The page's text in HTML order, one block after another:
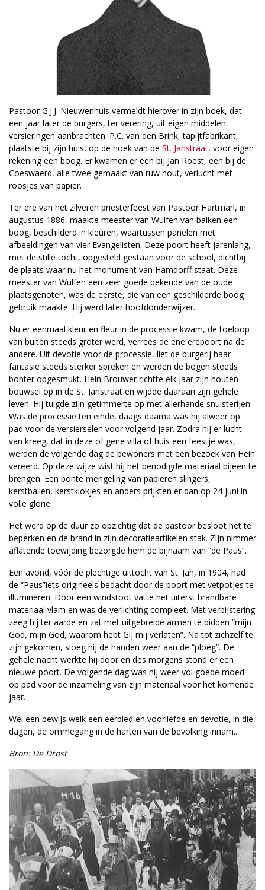
Pastoor G.J.J. Nieuwenhuis vermeldt hierover in zijn boek, dat
een jaar later de burgers, ter verering, uit eigen middelen
versieringen aanbrachten. P.C. van den Brink, tapijtfabrikant,
plaatste bij zijn huis, op de hoek van de St. Janstraat, voor eigen
rekening een boog. Er kwamen er een bij Jan Roest, een bij de
Coeswaerd, alle twee gemaakt van ruw hout, verlucht met
roosjes van papier.
Ter ere van het zilveren priesterfeest van Pastoor Hartman, in
augustus 1886, maakte meester van Wulfen van balken een
boog, beschilderd in kleuren, waartussen panelen met
afbeeldingen van vier Evangelisten. Deze poort heeft jarenlang,
met de stille tocht, opgesteld gestaan voor de school, dichtbij
de plaats waar nu het monument van Hamdorff staat. Deze
meester van Wulfen een zeer goede bekende van de oude
plaatsgenoten, was de eerste, die van een geschilderde boog
gebruik maakte. Hij werd later hoofdonderwijzer.
Nu er eenmaal kleur en fleur in de processie kwam, de toeloop
van buiten steeds groter werd, verrees de ene erepoort na de
andere. Uit devotie voor de processie, liet de burgerij haar
fantasie steeds sterker spreken en werden de bogen steeds
bonter opgesmukt. Hein Brouwer richtte elk jaar zijn houten
bouwsel op in de St. Janstraat en wijdde daaraan zijn gehele
leven. Hij tuigde zijn getimmerte op met allerhande snuisterijen.
Was de processie ten einde, daags daarna was hij alweer op
pad voor de versierselen voor volgend jaar. Zodra hij er lucht
van kreeg, dat in deze of gene villa of huis een feestje was,
werden de volgende dag de bewoners met een bezoek van Hein
vereerd. Op deze wijze wist hij het benodigde materiaal bijeen te
brengen. Een bonte mengeling van papieren slingers,
kerstballen, kerstklokjes en anders prijkten er dan op 24 juni in
volle glorie.
Het werd op de duur zo opzichtig dat de pastoor besloot het te
beperken en de brand in zijn decoratieartikelen stak. Zijn nimmer
aflatende toewijding bezorgde hem de bijnaam van “de Paus”.
Een avond, vóór de plechtige uittocht van St. Jan, in 1904, had
de “Paus”iets origineels bedacht door de poort met vetpotjes te
illumineren. Door een windstoot vatte het uiterst brandbare
materiaal vlam en was de verlichting compleet. Met verbijstering
zeeg hij ter aarde en zat met uitgebreide armen te bidden “mijn
God, mijn God, waarom hebt Gij mij verlaten”. Na tot zichzelf te
zijn gekomen, sloeg hij de handen weer aan de “ploeg”. De
gehele nacht werkte hij door en des morgens stond er een
nieuwe poort. De volgende dag was hij weer vol goede moed
op pad voor de inzameling van zijn materiaal voor het komende
jaar.
Wel een bewijs welk een eerbied en voorliefde en devotie, in die
dagen, de ommegang in de harten van de bevolking innam..
Bron: De Drost